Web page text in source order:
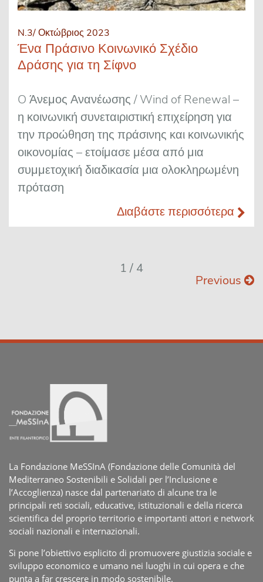
N.3/ Οκτώβριος 2023
Ένα Πράσινο Κοινωνικό Σχέδιο
Δράσης για τη Σίφνο
O Άνεμος Ανανέωσης / Wind of Renewal –
η κοινωνική συνεταιριστική επιχείρηση για
την προώθηση της πράσινης και κοινωνικής
οικονομίας – ετοίμασε μέσα από μια
συμμετοχική διαδικασία μια ολοκληρωμένη
πρόταση
Διαβάστε περισσότερα
1 / 4
Previous
La Fondazione MeSSInA (Fondazione delle Comunità del
Mediterraneo Sostenibili e Solidali per l’Inclusione e
l’Accoglienza) nasce dal partenariato di alcune tra le
principali reti sociali, educative, istituzionali e della ricerca
scientifica del proprio territorio e importanti attori e network
sociali nazionali e internazionali.
Si pone l’obiettivo esplicito di promuovere giustizia sociale e
sviluppo economico e umano nei luoghi in cui opera e che
punta a far crescere in modo sostenibile.